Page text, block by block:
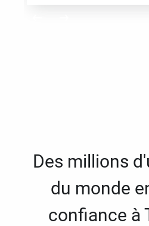
Des millions
du monde
confiance à